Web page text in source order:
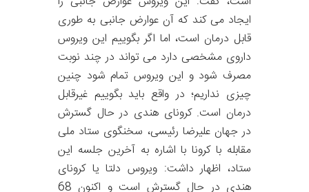
ایجاد می کند که آن عوارض جانبی به طوری
قابل درمان است، اما اگر بگوییم این ویروس
داروی مشخصی دارد می تواند در چند نوبت
مصرف شود و این ویروس تمام شود چنین
چیزی نداریم؛ در واقع باید بگوییم غیرقابل
درمان است. کرونای هندی در حال گسترش
در جهان علیرضا رئیسی، سخنگوی ستاد ملی
مقابله با کرونا با اشاره به آخرین جلسه این
ستاد، اظهار داشت: ویروس دلتا یا کرونای
هندی در حال گسترش است و اکنون 68